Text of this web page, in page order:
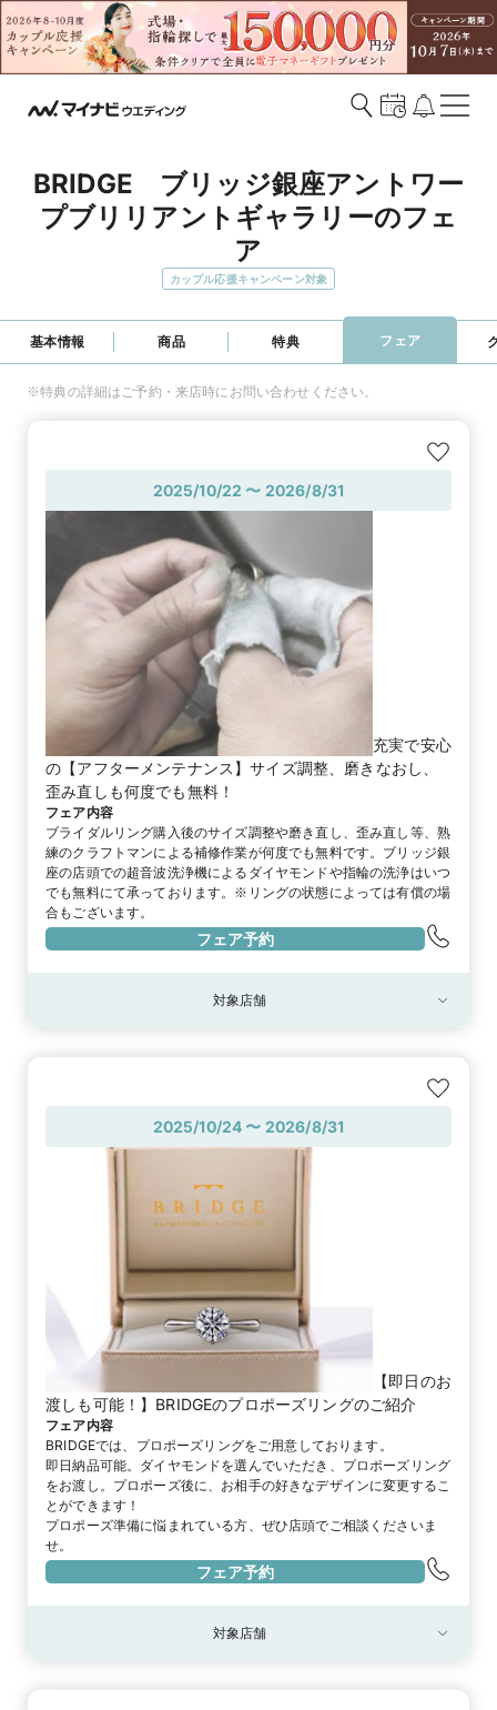
BRIDGE　ブリッジ銀座アントワー
プブリリアントギャラリーのフェ
ア
カップル応援キャンペーン対象
基本情報 商品 特典 フェア
※特典の詳細はご予約・来店時にお問い合わせください。
2025/10/22 〜 2026/8/31
充実で安心
の【アフターメンテナンス】サイズ調整、磨きなおし、
歪み直しも何度でも無料！
フェア内容
ブライダルリング購入後のサイズ調整や磨き直し、歪み直し等、熟
練のクラフトマンによる補修作業が何度でも無料です。ブリッジ銀
座の店頭での超音波洗浄機によるダイヤモンドや指輪の洗浄はいつ
でも無料にて承っております。※リングの状態によっては有償の場
合もございます。
フェア予約
対象店舗
2025/10/24 〜 2026/8/31
【即日のお
渡しも可能！】BRIDGEのプロポーズリングのご紹介
フェア内容
BRIDGEでは、プロポーズリングをご用意しております。
即日納品可能。ダイヤモンドを選んでいただき、プロポーズリング
をお渡し。プロポーズ後に、お相手の好きなデザインに変更するこ
とができます！
プロポーズ準備に悩まれている方、ぜひ店頭でご相談くださいま
せ。
フェア予約
対象店舗